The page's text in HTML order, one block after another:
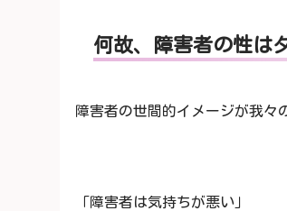
何故、障害者の性は
障害者の世間的イメージが我々
「障害者は気持ちが悪い」